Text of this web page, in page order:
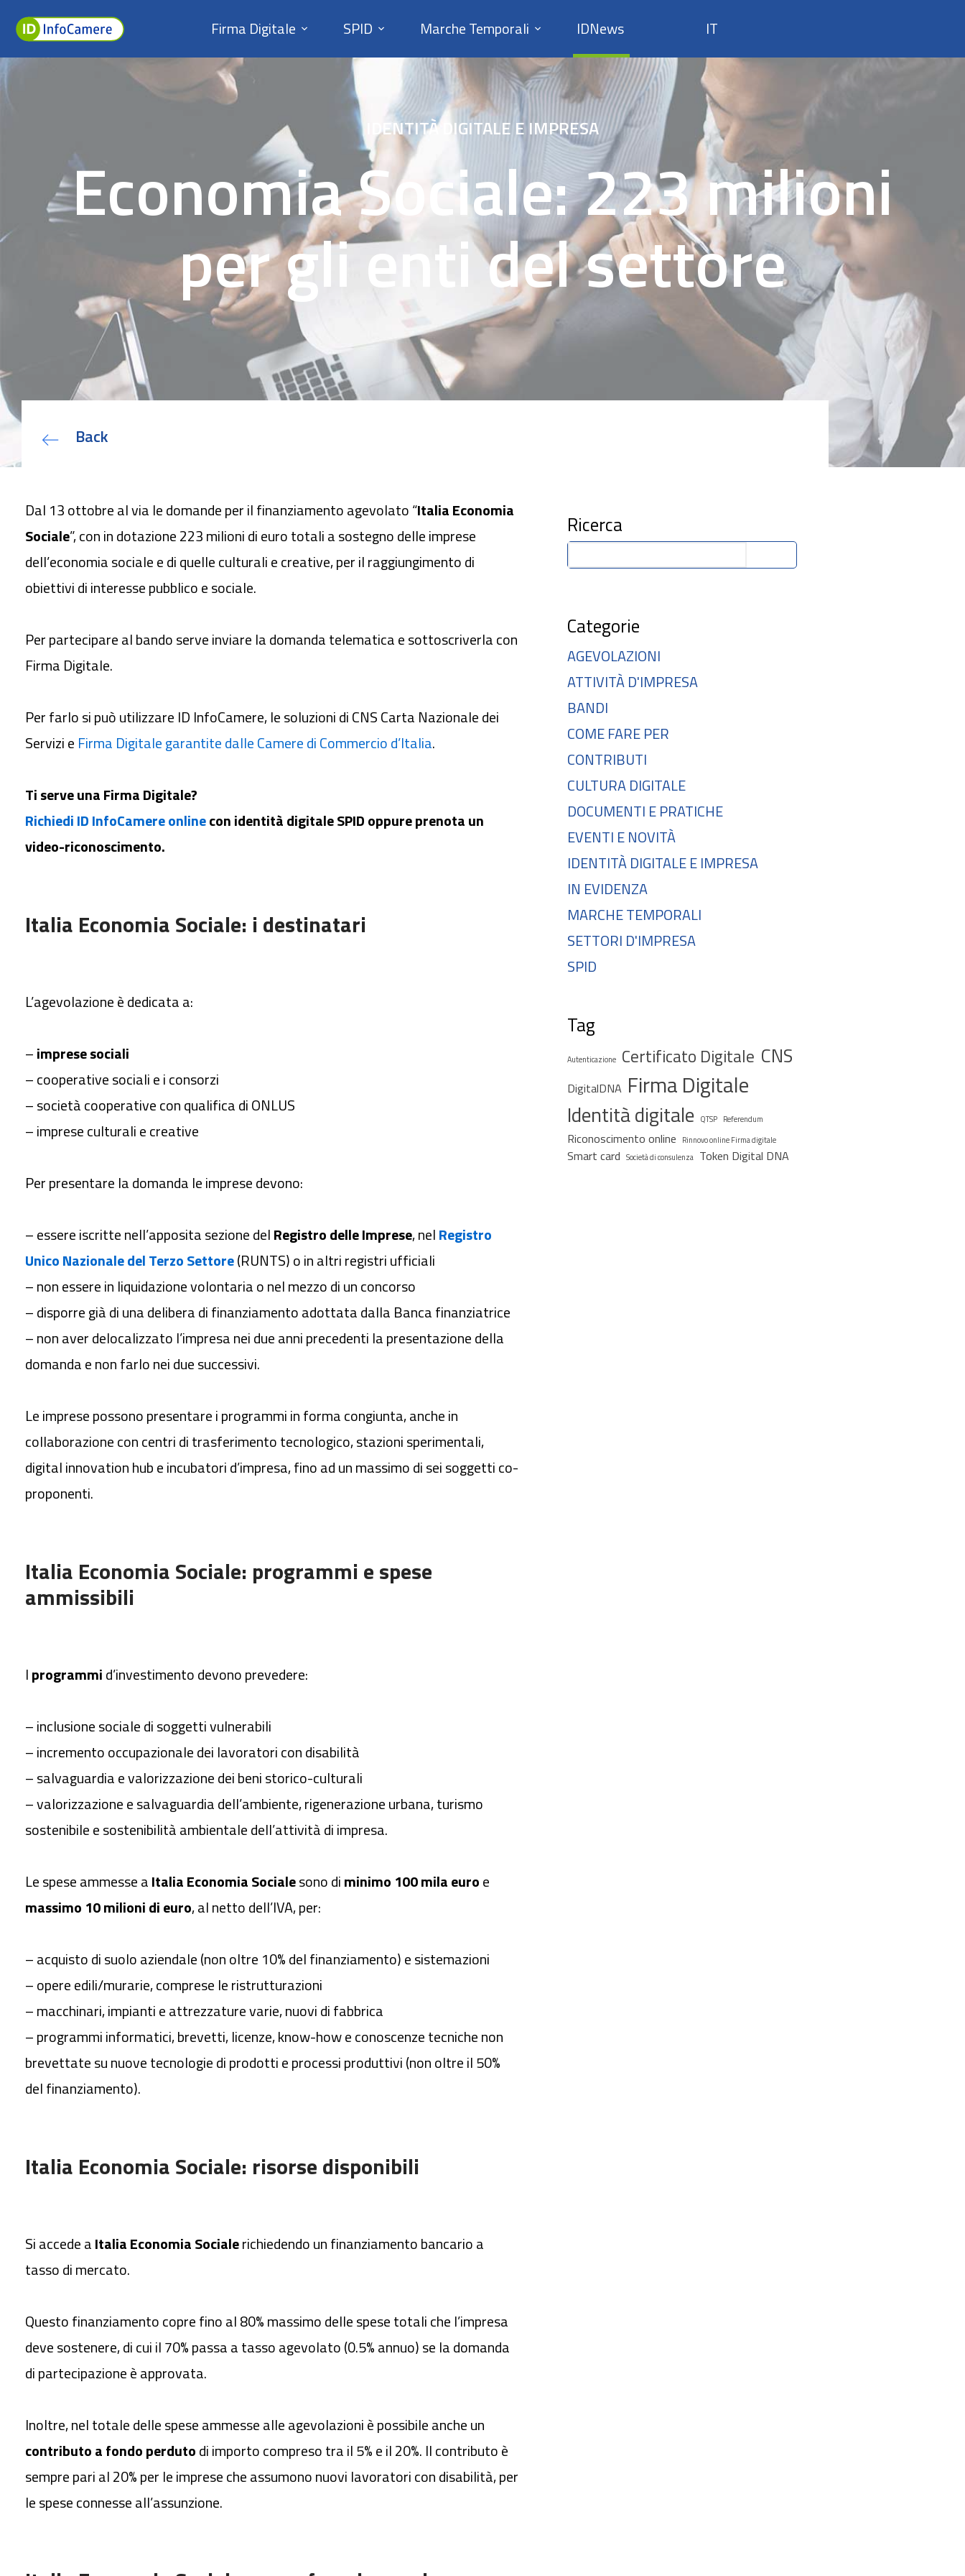
Marche Temporali
IDNews
EUDI Wallet: i Servizi Fiduciari
qualificati sono le fondamenta
della nuova identità digitale
Bando Sviluppo competenze
specialistiche delle PMI
Deposito Bilancio con Firma
Digitale
Come utilizzare la Firma Digitale
Firma Digitale SPID Marche Temporali IDNews IT
IDENTITÀ DIGITALE E IMPRESA
Economia Sociale: 223 milioni
per gli enti del settore
Back
Dal 13 ottobre al via le domande per il finanziamento agevolato “Italia Economia
Sociale”, con in dotazione 223 milioni di euro totali a sostegno delle imprese
dell’economia socialee di quelle culturali e creative, per il raggiungimento di
obiettivi di interesse pubblico e sociale.
Per partecipare al bando serve inviare la domanda telematica e sottoscriverla con
Firma Digitale.
Per farlo si può utilizzare ID InfoCamere, le soluzioni di CNS Carta Nazionale dei
Servizi e Firma Digitale garantite dalle Camere di Commercio d’Italia.
Ti serve una Firma Digitale?
Richiedi ID InfoCamere onlinecon identità digitale SPID oppure prenota un
video-riconoscimento.
Italia Economia Sociale: i destinatari
L’agevolazione è dedicata a:
–imprese sociali
– cooperative sociali e i consorzi
– società cooperative con qualifica di ONLUS
– imprese culturali e creative
Per presentare la domanda le imprese devono:
– essere iscritte nell’apposita sezione delRegistro delle Imprese, nelRegistro
Unico Nazionale del Terzo Settore(RUNTS) o in altri registri ufficiali
– non essere in liquidazione volontaria o nel mezzo di un concorso
– disporre già di una delibera di finanziamento adottata dalla Banca finanziatrice
– non aver delocalizzato l’impresa nei due anni precedenti la presentazione della
domanda e non farlo nei due successivi.
Le imprese possono presentare i programmi in forma congiunta, anche in
collaborazione con centri di trasferimento tecnologico, stazioni sperimentali,
digital innovation hub e incubatori d’impresa, fino ad un massimo di sei soggetti co-
proponenti.
Italia Economia Sociale: programmi e spese
ammissibili
Iprogrammid’investimento devono prevedere:
– inclusione sociale di soggetti vulnerabili
– incremento occupazionale dei lavoratori con disabilità
– salvaguardia e valorizzazione dei beni storico-culturali
– valorizzazione e salvaguardia dell’ambiente, rigenerazione urbana, turismo
sostenibile e sostenibilità ambientale dell’attività di impresa.
Le spese ammesse aItalia Economia Socialesono diminimo 100 mila euroe
massimo 10 milioni di euro, al netto dell’IVA, per:
– acquisto di suolo aziendale (non oltre 10% del finanziamento) e sistemazioni
– opere edili/murarie, comprese le ristrutturazioni
– macchinari, impianti e attrezzature varie, nuovi di fabbrica
– programmi informatici, brevetti, licenze, know-how e conoscenze tecniche non
brevettate su nuove tecnologie di prodotti e processi produttivi (non oltre il 50%
del finanziamento).
Italia Economia Sociale: risorse disponibili
Si accede aItalia Economia Socialerichiedendo un finanziamento bancario a
tasso di mercato.
Questo finanziamento copre fino al 80% massimo delle spese totali che l’impresa
deve sostenere, di cui il 70% passa a tasso agevolato(0.5% annuo)se la domanda
di partecipazione è approvata.
Inoltre, nel totale delle spese ammesse alle agevolazioni è possibile anche un
contributo a fondo perdutodi importo compreso tra il 5% e il 20%. Il contributo è
sempre pari al 20% per le imprese che assumono nuovi lavoratori con disabilità, per
le spese connesse all’assunzione.
Ricerca
Categorie
AGEVOLAZIONI
ATTIVITÀ D'IMPRESA
BANDI
COME FARE PER
CONTRIBUTI
CULTURA DIGITALE
DOCUMENTI E PRATICHE
EVENTI E NOVITÀ
IDENTITÀ DIGITALE E IMPRESA
IN EVIDENZA
MARCHE TEMPORALI
SETTORI D'IMPRESA
SPID
Tag
Autenticazione Certificato Digitale CNS
DigitalDNA Firma Digitale
Identità digitale QTSP Referendum
Riconoscimento online Rinnovo online Firma digitale
Smart card Società di consulenza Token Digital DNA